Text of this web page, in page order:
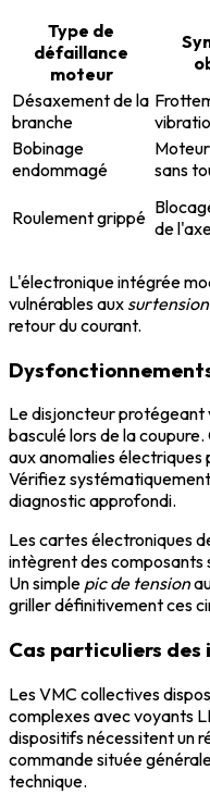
Type de
défaillance
moteur
Désaxement de la
branche
Bobinage
endommagé
sans
Roulement grippé de
L'électronique intégrée
vulnérables aux
retour du courant.
Le disjoncteur protégeant
basculé lors de la
aux anomalies
Vérifiez
diagnostic approfondi.
Les cartes électroniques
intègrent des composants
Un simple pic de tension
griller définitivement ces
Cas particuliers
Les VMC collectives
complexes avec voyants
dispositifs nécessitent un
commande située
technique.